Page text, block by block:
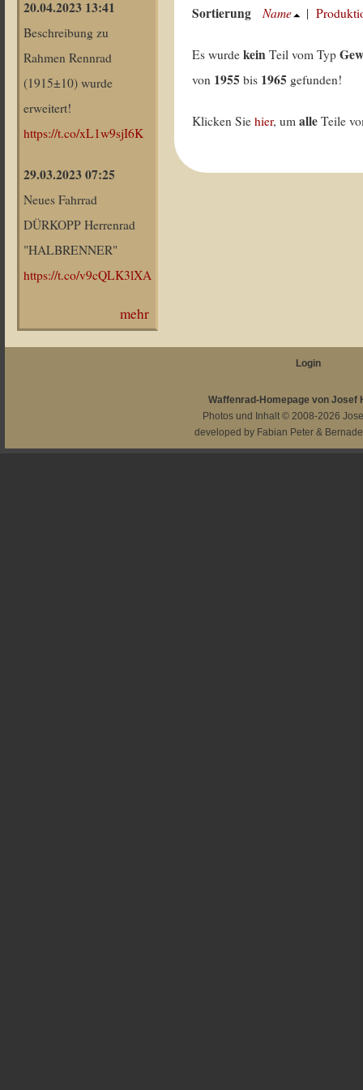
20.04.2023 13:41
Beschreibung zu
Rahmen Rennrad
(1915±10) wurde
erweitert!
https://t.co/xL1w9sjI6K
29.03.2023 07:25
Neues Fahrrad
DÜRKOPP Herrenrad
"HALBRENNER"
https://t.co/v9cQLK3lXA
mehr
Sortierung Name |
Es wurdekein Teil vom Typ
von 1955 bis 1965 gefunden!
Klicken Siehier, umalle Teile
Login
Waffenrad-Homepage von Josef
Photos und Inhalt © 2008-2026
developed by Fabian Peter &